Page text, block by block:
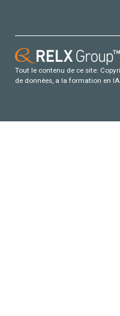
Tout le contenu de ce site:
de données, a la formation en